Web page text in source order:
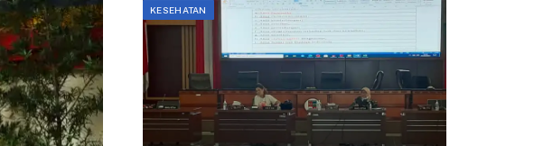
KESEHATAN